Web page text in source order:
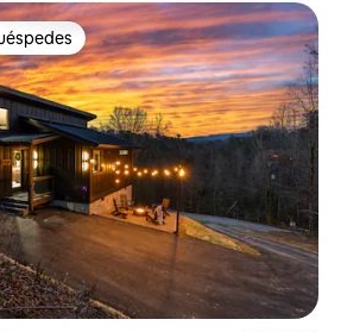
más destacados